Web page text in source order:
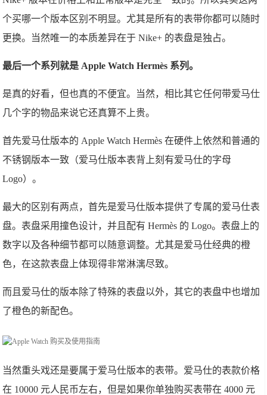
个买哪一个版本区别不明显。尤其是所有的表带你都可以随时
更换。当然唯一的本质差异在于 Nike+ 的表盘是独占。
最后一个系列就是 Apple Watch Hermès 系列。
是真的好看，但也真的不便宜。当然，相比其它任何带爱马仕
几个字的物品来说它还真算不上贵。
首先爱马仕版本的 Apple Watch Hermès 在硬件上依然和普通的
不锈钢版本一致（爱马仕版本表背上刻有爱马仕的字母
Logo）。
最大的区别有两点，首先是爱马仕版本提供了专属的爱马仕表
盘。表盘采用撞色设计，并且配有 Hermès 的 Logo。表盘上的
数字以及各种细节都可以随意调整。尤其是爱马仕经典的橙
色，在这款表盘上体现得非常淋漓尽致。
而且爱马仕的版本除了特殊的表盘以外，其它的表盘中也增加
了橙色的新配色。
当然重头戏还是要属于爱马仕版本的表带。爱马仕的表款价格
在 10000 元人民币左右，但是如果你单独购买表带在 4000 元